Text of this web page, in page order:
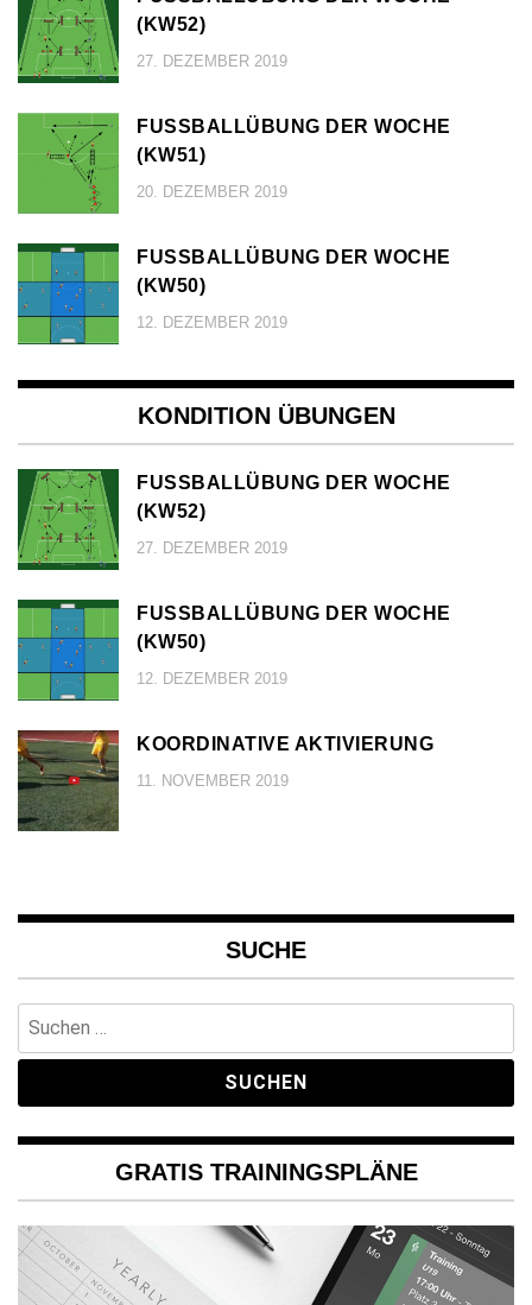
KW52)
27. DEZEMBER 2019
FUSSBALLÜBUNG DER WOCHE (
KW51)
20. DEZEMBER 2019
FUSSBALLÜBUNG DER WOCHE (
KW50)
12. DEZEMBER 2019
KONDITION ÜBUNGEN
FUSSBALLÜBUNG DER WOCHE (
KW52)
27. DEZEMBER 2019
FUSSBALLÜBUNG DER WOCHE (
KW50)
12. DEZEMBER 2019
KOORDINATIVE AKTIVIERUNG
11. NOVEMBER 2019
SUCHE
nach:
GRATIS TRAININGSPLÄNE